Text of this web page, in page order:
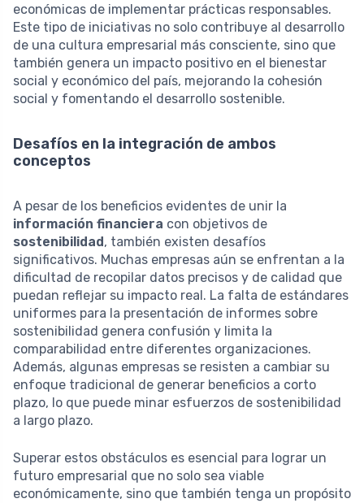
económicas de implementar prácticas responsables.
Este tipo de iniciativas no solo contribuye al desarrollo
de una cultura empresarial más consciente, sino que
también genera un impacto positivo en el bienestar
social y económico del país, mejorando la cohesión
social y fomentando el desarrollo sostenible.
Desafíos en la integración de ambos
conceptos
A pesar de los beneficios evidentes de unir la
información financiera con objetivos de
sostenibilidad, también existen desafíos
significativos. Muchas empresas aún se enfrentan a la
dificultad de recopilar datos precisos y de calidad que
puedan reflejar su impacto real. La falta de estándares
uniformes para la presentación de informes sobre
sostenibilidad genera confusión y limita la
comparabilidad entre diferentes organizaciones.
Además, algunas empresas se resisten a cambiar su
enfoque tradicional de generar beneficios a corto
plazo, lo que puede minar esfuerzos de sostenibilidad
a largo plazo.
Superar estos obstáculos es esencial para lograr un
futuro empresarial que no solo sea viable
económicamente, sino que también tenga un propósito